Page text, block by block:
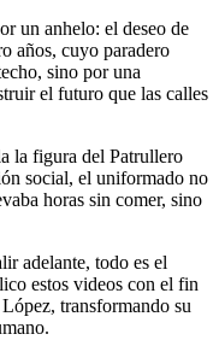
un anhelo: el deseo de
años, cuyo paradero
sino por una
el futuro que las calles
la figura del Patrullero
social, el uniformado no
horas sin comer, sino
adelante, todo es el
estos videos con el fin
transformando su